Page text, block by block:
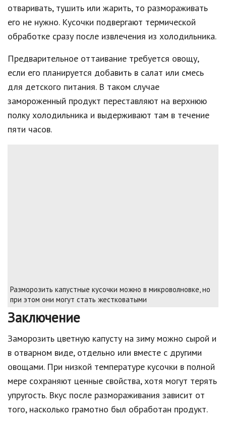
отваривать, тушить или жарить, то размораживать
его не нужно. Кусочки подвергают термической
обработке сразу после извлечения из холодильника.
Предварительное оттаивание требуется овощу,
если его планируется добавить в салат или смесь
для детского питания. В таком случае
замороженный продукт переставляют на верхнюю
полку холодильника и выдерживают там в течение
пяти часов.
Разморозить капустные кусочки можно в микроволновке, но
при этом они могут стать жестковатыми
Заключение
Заморозить цветную капусту на зиму можно сырой и
в отварном виде, отдельно или вместе с другими
овощами. При низкой температуре кусочки в полной
мере сохраняют ценные свойства, хотя могут терять
упругость. Вкус после размораживания зависит от
того, насколько грамотно был обработан продукт.